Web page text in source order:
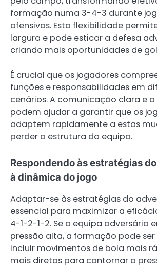
formação numa 3-4-3 durante
ofensivas. Esta flexibilidade
largura e pode esticar a defesa
criando mais oportunidades de
É crucial que os jogadores
funções e responsabilidades em
cenários. A comunicação clara e
podem ajudar a garantir que os
adaptem rapidamente a estas
perder a estrutura da equipa.
Respondendo às estratégias
à dinâmica do jogo
Adaptar-se às estratégias do
essencial para maximizar a
4-1-2-1-2. Se a equipa adversária
pressão alta, a formação pode
incluir movimentos de bola mais
mais diretos para contornar a